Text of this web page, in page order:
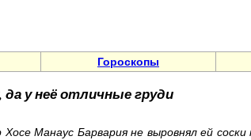
Гороскопы
у неё отличные груди
Манаус Барвария не выровнял ей соски